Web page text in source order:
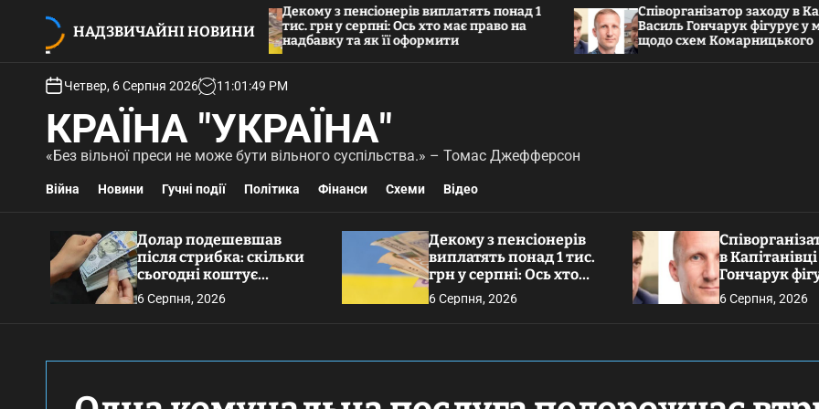
НАДЗВИЧАЙНІ НОВИНИ
коштує валюта в банках
Декому з пенсіонерів виплатять понад 1
тис. грн у серпні: Ось хто має право на
надбавку та як її оформити
Співорганізатор заходу в
Василь Гончарук фігурує у
щодо схем Комарницького
Четвер, 6 Серпня 2026 11 :01 :50 PM
КРАЇНА "УКРАЇНА"
«Без вільної преси не може бути вільного суспільства.» – Томас Джефферсон
Війна Новини Гучні події Політика Фінанси Схеми Відео
Долар подешевшав
після стрибка: скільки
сьогодні коштує
валюта в банках та
обмінниках
6 Серпня, 2026
Декому з пенсіонерів
виплатять понад 1 тис.
грн у серпні: Ось хто
має право на надбавку
та як її оформити
6 Серпня, 2026
в
Гончарук
матеріалах
6 Серпня, 2026